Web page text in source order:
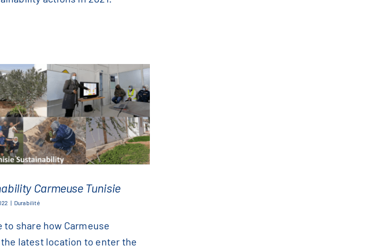
Carmeuse Tunisie
Carmeuse Tunisie
| Durabilité
to share how Carmeuse
latest location to enter the